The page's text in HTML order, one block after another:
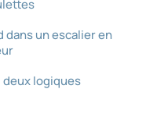
dans un escalier en
logiques